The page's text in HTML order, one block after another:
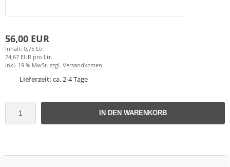
56,00 EUR
Inhalt: 0,75 Ltr.
74,67 EUR pro Ltr.
inkl. 19 % MwSt. zzgl. Versandkosten
Lieferzeit: ca. 2-4 Tage
IN DEN WARENKORB